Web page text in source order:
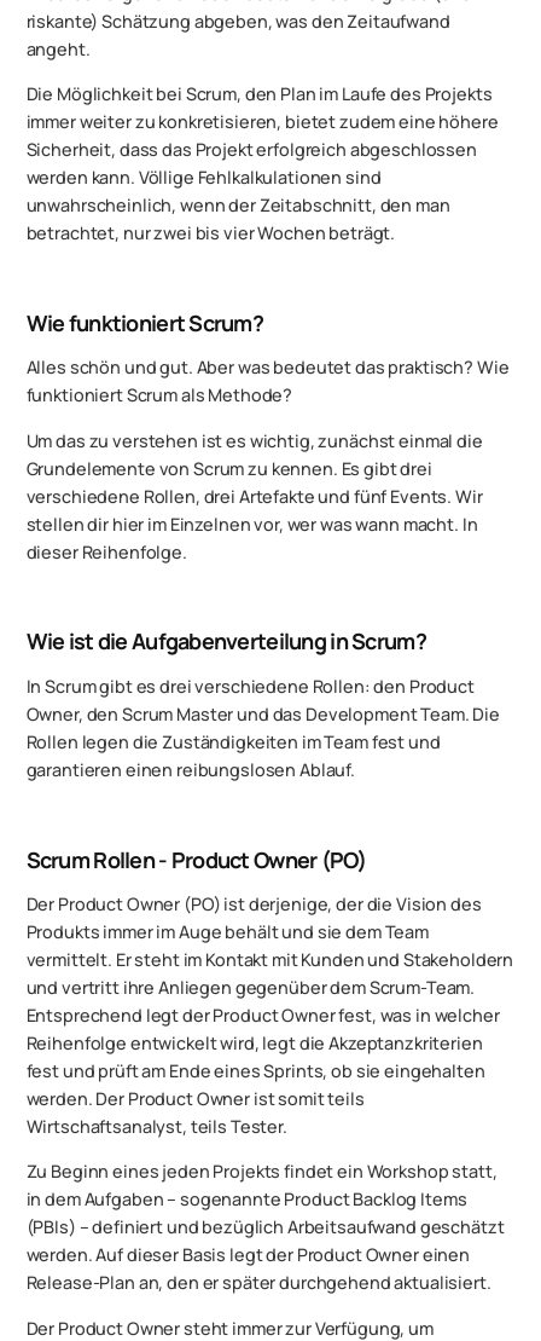
riskante) Schätzung abgeben, was den Zeitaufwand
angeht.
Die Möglichkeit bei Scrum, den Plan im Laufe des Projekts
immer weiter zu konkretisieren, bietet zudem eine höhere
Sicherheit, dass das Projekt erfolgreich abgeschlossen
werden kann. Völlige Fehlkalkulationen sind
unwahrscheinlich, wenn der Zeitabschnitt, den man
betrachtet, nur zwei bis vier Wochen beträgt.
Wie funktioniert Scrum?
Alles schön und gut. Aber was bedeutet das praktisch? Wie
funktioniert Scrum als Methode?
Um das zu verstehen ist es wichtig, zunächst einmal die
Grundelemente von Scrum zu kennen. Es gibt drei
verschiedene Rollen, drei Artefakte und fünf Events. Wir
stellen dir hier im Einzelnen vor, wer was wann macht. In
dieser Reihenfolge.
Wie ist die Aufgabenverteilung in Scrum?
In Scrum gibt es drei verschiedene Rollen: den Product
Owner, den Scrum Master und das Development Team. Die
Rollen legen die Zuständigkeiten im Team fest und
garantieren einen reibungslosen Ablauf.
Scrum Rollen - Product Owner (PO)
Der Product Owner (PO) ist derjenige, der die Vision des
Produkts immer im Auge behält und sie dem Team
vermittelt. Er steht im Kontakt mit Kunden und Stakeholdern
und vertritt ihre Anliegen gegenüber dem Scrum-Team.
Entsprechend legt der Product Owner fest, was in welcher
Reihenfolge entwickelt wird, legt die Akzeptanzkriterien
fest und prüft am Ende eines Sprints, ob sie eingehalten
werden. Der Product Owner ist somit teils
Wirtschaftsanalyst, teils Tester.
Zu Beginn eines jeden Projekts findet ein Workshop statt,
in dem Aufgaben – sogenannte Product Backlog Items
(PBIs) – definiert und bezüglich Arbeitsaufwand geschätzt
werden. Auf dieser Basis legt der Product Owner einen
Release-Plan an, den er später durchgehend aktualisiert.
Der Product Owner steht immer zur Verfügung, um